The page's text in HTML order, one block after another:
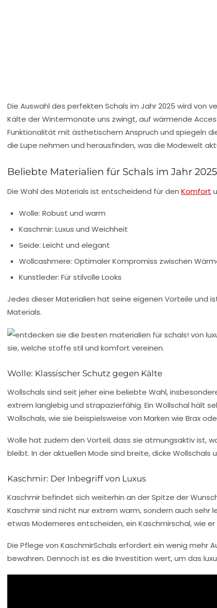
Die Auswahl des perfekten Schals im Jahr 2025 wird von
Kälte der Wintermonate uns zwingt, auf wärmende
Funktionalität mit ästhetischem Anspruch und spiegeln
die Lupe nehmen und herausfinden, was die Modewelt
Beliebte Materialien für Schals im Jahr 2025
Die Wahl des Materials ist entscheidend für den Komfort
Wolle: Robust und warm
Kaschmir: Luxus und Weichheit
Seide: Leicht und elegant
Wollcashmere: Optimaler Kompromiss zwischen
Kunstleder: Für stilvolle Looks
Jedes dieser Materialien hat seine eigenen Vorteile und
Materials.
Wolle: Klassischer Schutz gegen Kälte
Wollschals sind seit jeher eine beliebte Wahl,
extrem langlebig und strapazierfähig. Ein Wollschal hält
Wollschals, wie sie beispielsweise von Marken wie Brax
Wolle hat zudem den Vorteil, dass sie atmungsaktiv ist,
bleibt. In der aktuellen Mode sind breite, dicke
Kaschmir: Der Inbegriff von Luxus
Kaschmir befindet sich weiterhin an der Spitze der
Kaschmir sind nicht nur extrem warm, sondern auch sehr
etwas Moderneres entscheiden, ein Kaschmirschal, wie
Die Pflege von KaschmirSchals erfordert ein wenig
bewahren. Dennoch ist es die Investition wert, um das